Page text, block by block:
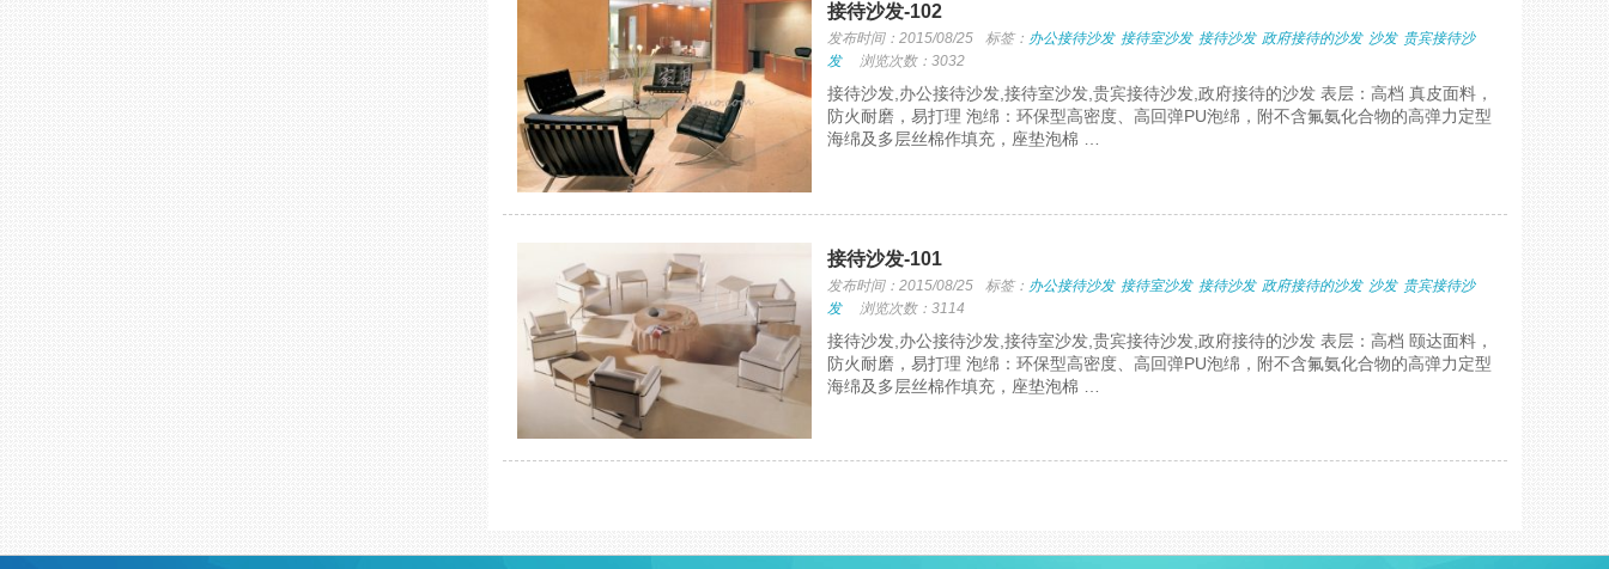
接待沙发-102
发布时间：2015/08/25 标签： 办公接待沙发 接待室沙发 接待沙发 政府接待的沙发 沙发 贵宾接待沙
发
浏览次数：3032
接待沙发,办公接待沙发,接待室沙发,贵宾接待沙发,政府接待的沙发 表层：高档 真皮面料，
防火耐磨，易打理 泡绵：环保型高密度、高回弹PU泡绵，附不含氟氨化合物的高弹力定型
海绵及多层丝棉作填充，座垫泡棉 …
接待沙发-101
发布时间：2015/08/25 标签： 办公接待沙发 接待室沙发 接待沙发 政府接待的沙发 沙发 贵宾接待沙
发
浏览次数：3114
接待沙发,办公接待沙发,接待室沙发,贵宾接待沙发,政府接待的沙发 表层：高档 颐达面料，
防火耐磨，易打理 泡绵：环保型高密度、高回弹PU泡绵，附不含氟氨化合物的高弹力定型
海绵及多层丝棉作填充，座垫泡棉 …